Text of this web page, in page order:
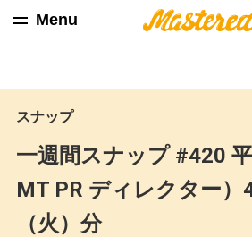
Menu
スナップ
一週間スナップ #420
MT PR ディレクター）
（火）分